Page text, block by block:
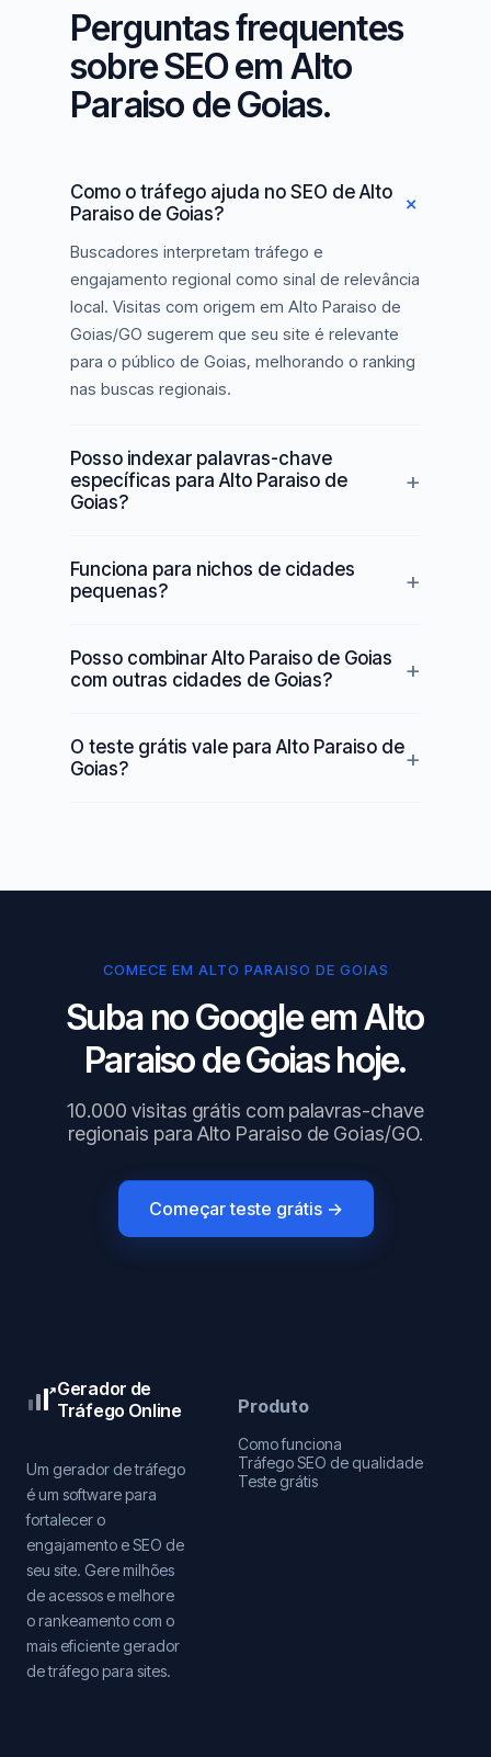
Perguntas frequentes
sobre SEO em Alto
Paraiso de Goias.
Como o tráfego ajuda no SEO de Alto
Paraiso de Goias?
Buscadores interpretam tráfego e
engajamento regional como sinal de relevância
local. Visitas com origem em Alto Paraiso de
Goias/GO sugerem que seu site é relevante
para o público de Goias, melhorando o ranking
nas buscas regionais.
Posso indexar palavras-chave
específicas para Alto Paraiso de
Goias?
Funciona para nichos de cidades
pequenas?
Posso combinar Alto Paraiso de Goias
com outras cidades de Goias?
O teste grátis vale para Alto Paraiso de
Goias?
COMECE EM ALTO PARAISO DE GOIAS
Suba no Google em Alto
Paraiso de Goias hoje.
10.000 visitas grátis com palavras-chave
regionais para Alto Paraiso de Goias/GO.
Começar teste grátis →
Gerador de
Tráfego Online
Um gerador de tráfego
é um software para
fortalecer o
engajamento e SEO de
seu site. Gere milhões
de acessos e melhore
o rankeamento com o
mais eficiente gerador
de tráfego para sites.
Produto
Como funciona
Tráfego SEO de qualidade
Teste grátis